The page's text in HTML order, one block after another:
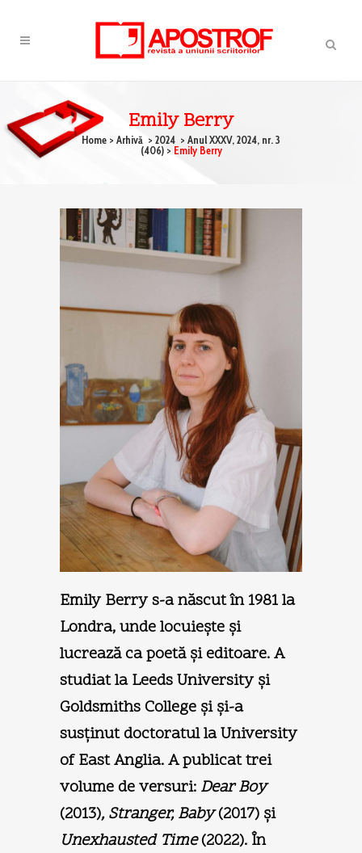
Emily Berry
Home > Arhivă > 2024 > Anul XXXV, 2024, nr. 3
(406)> Emily Berry
Emily Berry s-a născut în 1981 la
Londra, unde locuieşte şi
lucrează ca poetă şi editoare. A
studiat la Leeds University şi
Goldsmiths College şi şi-a
susţinut doctoratul la University
of East Anglia. A publicat trei
volume de versuri: Dear Boy
(2013), Stranger, Baby(2017) şi
Unexhausted Time(2022). În